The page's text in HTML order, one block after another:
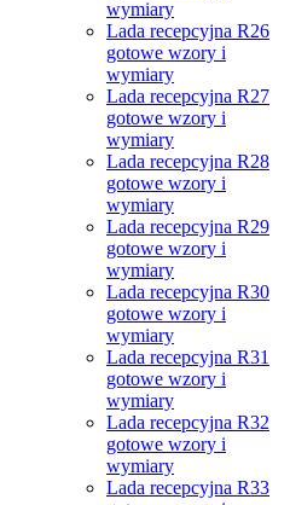
wymiary
Lada recepcyjna R26
gotowe wzory i
wymiary
Lada recepcyjna R27
gotowe wzory i
wymiary
Lada recepcyjna R28
gotowe wzory i
wymiary
Lada recepcyjna R29
gotowe wzory i
wymiary
Lada recepcyjna R30
gotowe wzory i
wymiary
Lada recepcyjna R31
gotowe wzory i
wymiary
Lada recepcyjna R32
gotowe wzory i
wymiary
Lada recepcyjna R33